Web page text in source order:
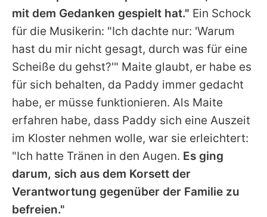
mit dem Gedanken gespielt hat." Ein Schock
für die Musikerin: "Ich dachte nur: 'Warum
hast du mir nicht gesagt, durch was für eine
Scheiße du gehst?'" Maite glaubt, er habe es
für sich behalten, da Paddy immer gedacht
habe, er müsse funktionieren. Als Maite
erfahren habe, dass Paddy sich eine Auszeit
im Kloster nehmen wolle, war sie erleichtert:
"Ich hatte Tränen in den Augen. Es ging
darum, sich aus dem Korsett der
Verantwortung gegenüber der Familie zu
befreien."